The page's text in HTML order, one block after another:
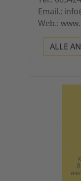
Email.:
Web.:
ALLE